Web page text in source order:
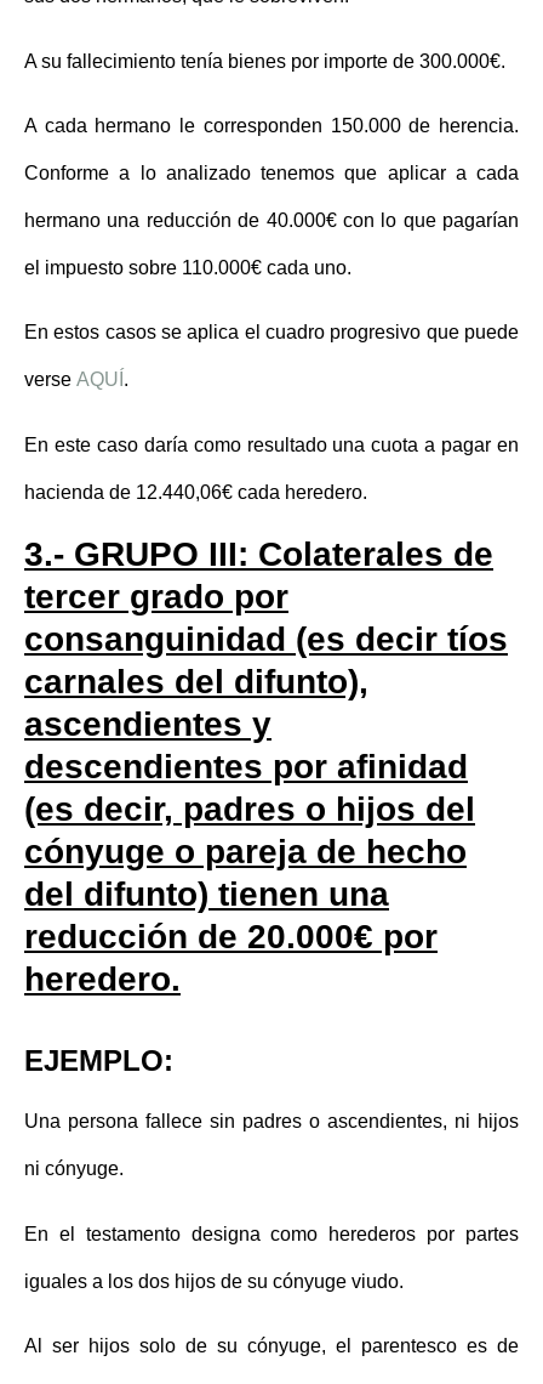
A su fallecimiento tenía bienes por importe de 300.000€.
A cada hermano le corresponden 150.000 de herencia.
Conforme a lo analizado tenemos que aplicar a cada
hermano una reducción de 40.000€ con lo que pagarían
el impuesto sobre 110.000€ cada uno.
En estos casos se aplica el cuadro progresivo que puede
verse AQUÍ .
En este caso daría como resultado una cuota a pagar en
hacienda de 12.440,06€ cada heredero.
3.- GRUPO III: Colaterales de
tercer grado por
consanguinidad (es decir tíos
carnales del difunto),
ascendientes y
descendientes por afinidad
(es decir, padres o hijos del
cónyuge o pareja de hecho
del difunto) tienen una
reducción de 20.000€ por
heredero.
EJEMPLO:
Una persona fallece sin padres o ascendientes, ni hijos
ni cónyuge.
En el testamento designa como herederos por partes
iguales a los dos hijos de su cónyuge viudo.
Al ser hijos solo de su cónyuge, el parentesco es de